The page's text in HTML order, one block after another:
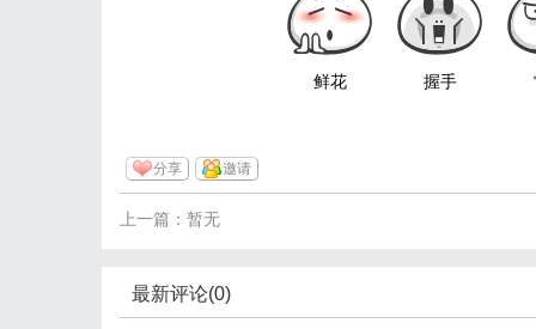
鲜花 握手
分享 邀请
上一篇：暂无
最新评论(0)